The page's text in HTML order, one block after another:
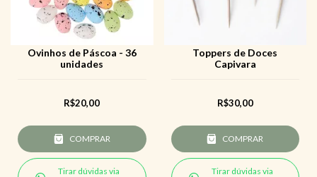
Ovinhos de Páscoa - 36
unidades
R$20,00
COMPRAR
Tirar dúvidas via
Toppers de Doces
Capivara
R$30,00
COMPRAR
Tirar dúvidas via